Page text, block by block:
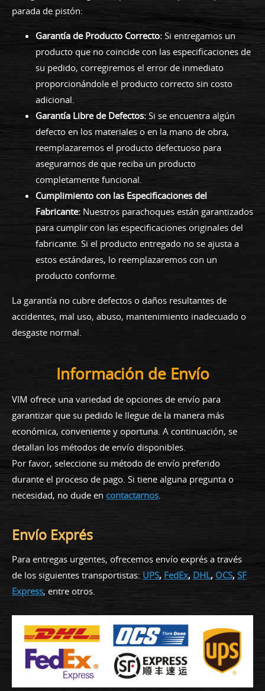
parada de pistón:
Garantía de Producto Correcto: Si entregamos un
producto que no coincide con las especificaciones de
su pedido, corregiremos el error de inmediato
proporcionándole el producto correcto sin costo
adicional.
Garantía Libre de Defectos: Si se encuentra algún
defecto en los materiales o en la mano de obra,
reemplazaremos el producto defectuoso para
asegurarnos de que reciba un producto
completamente funcional.
Cumplimiento con las Especificaciones del
Fabricante: Nuestros parachoques están garantizados
para cumplir con las especificaciones originales del
fabricante. Si el producto entregado no se ajusta a
estos estándares, lo reemplazaremos con un
producto conforme.
La garantía no cubre defectos o daños resultantes de
accidentes, mal uso, abuso, mantenimiento inadecuado o
desgaste normal.
Información de Envío
VIM ofrece una variedad de opciones de envío para
garantizar que su pedido le llegue de la manera más
económica, conveniente y oportuna. A continuación, se
detallan los métodos de envío disponibles.
Por favor, seleccione su método de envío preferido
durante el proceso de pago. Si tiene alguna pregunta o
necesidad, no dude en contactarnos
Envío Exprés
Para entregas urgentes, ofrecemos envío exprés a través
de los siguientes transportistas: UPS, FedEx, DHL, OCS, SF
Express, entre otros.